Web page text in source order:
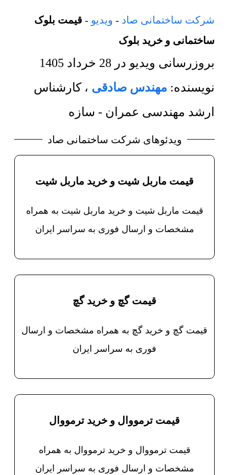
شرکت ساختمانی صاد - ویدیو - قیمت بلوک
ساختمانی و خرید بلوک
بروزرسانی ویدیو در 28 خرداد 1405
نویسنده: مهندس صادقی ،کارشناس
ارشد مهندسی عمران - سازه
ویدئوهای شرکت ساختمانی صاد
قیمت ماربل شیت و خرید ماربل شیت
قیمت ماربل شیت و خرید ماربل شیت به همراه
مشخصات و ارسال فوری به سراسر ایران
قیمت گچ و خرید گچ
قیمت گچ و خرید گچ به همراه مشخصات و ارسال
فوری به سراسر ایران
قیمت ترمووال و خرید ترمووال
قیمت ترمووال و خرید ترمووال به همراه
مشخصات و ارسال فوری به سراسر ایران